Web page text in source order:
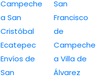
Campeche
a San
Cristóbal
Ecatepec
Envíos de
San
San
Francisco
de
Campeche
a Villa de
Álvarez